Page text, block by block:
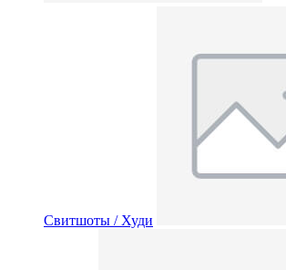
Свитшоты / Худи